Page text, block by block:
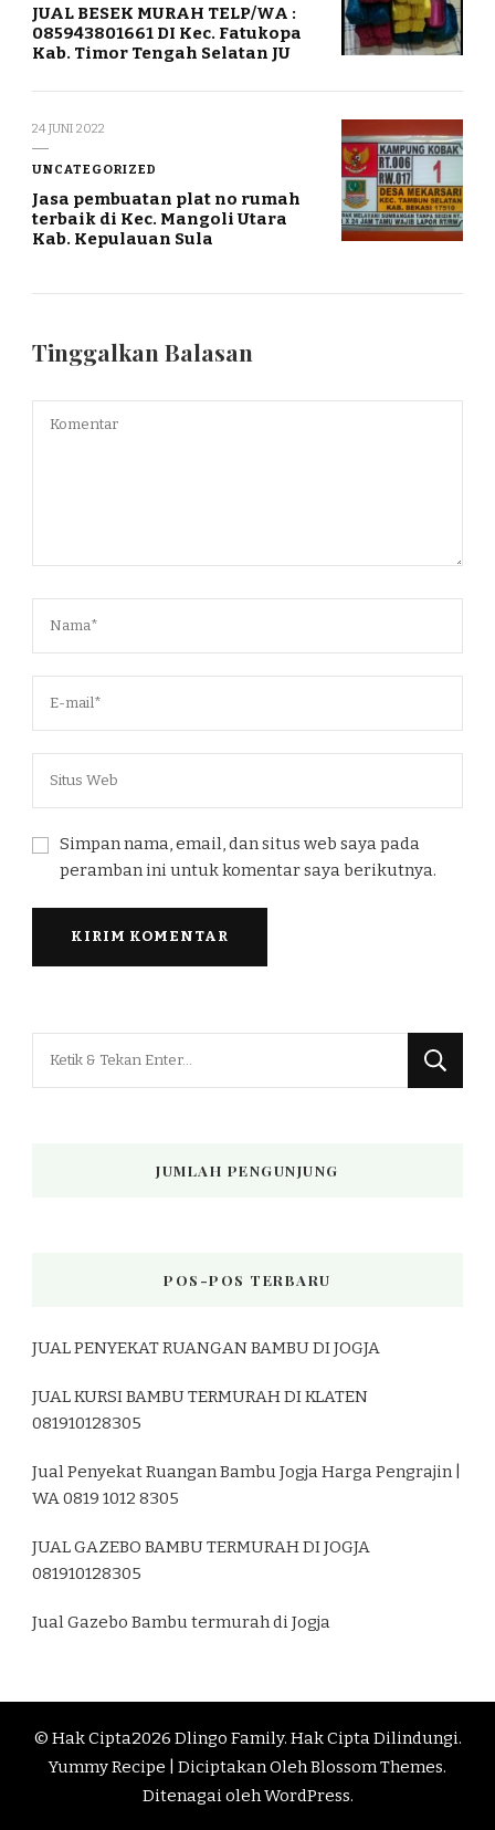
JUAL BESEK MURAH TELP/WA :
085943801661 DI Kec. Fatukopa
Kab. Timor Tengah Selatan JU
24 JUNI 2022
UNCATEGORIZED
Jasa pembuatan plat no rumah
terbaik di Kec. Mangoli Utara
Kab. Kepulauan Sula
Tinggalkan Balasan
Simpan nama, email, dan situs web saya pada
peramban ini untuk komentar saya berikutnya.
JUMLAH PENGUNJUNG
POS-POS TERBARU
JUAL PENYEKAT RUANGAN BAMBU DI JOGJA
JUAL KURSI BAMBU TERMURAH DI KLATEN
081910128305
Jual Penyekat Ruangan Bambu Jogja Harga Pengrajin |
WA 0819 1012 8305
JUAL GAZEBO BAMBU TERMURAH DI JOGJA
081910128305
Jual Gazebo Bambu termurah di Jogja
© Hak Cipta2026 Dlingo Family. Hak Cipta Dilindungi.
Yummy Recipe | Diciptakan OlehBlossom Themes.
Ditenagai olehWordPress.